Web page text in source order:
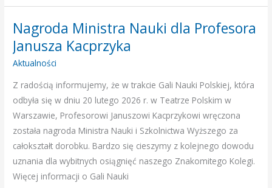
Nagroda Ministra Nauki dla Profesora
Janusza Kacprzyka
Aktualności
Z radością informujemy, że w trakcie Gali Nauki Polskiej, która
odbyła się w dniu 20 lutego 2026 r. w Teatrze Polskim w
Warszawie, Profesorowi Januszowi Kacprzykowi wręczona
została nagroda Ministra Nauki i Szkolnictwa Wyższego za
całokształt dorobku. Bardzo się cieszymy z kolejnego dowodu
uznania dla wybitnych osiągnięć naszego Znakomitego Kolegi.
Więcej informacji o Gali Nauki
Nagroda
Ministra
Nauki
Profesora
Janusza
Kacprzyka